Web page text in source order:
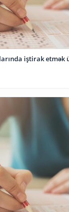
iştirak etmək